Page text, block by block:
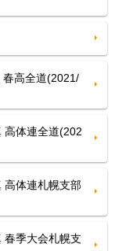
春高全道(2021/
高体連全道(202
高体連札幌支部
春季大会札幌支